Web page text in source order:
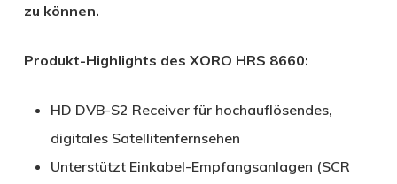
zu können.
Produkt-Highlights des XORO HRS 8660:
HD DVB-S2 Receiver für hochauflösendes,
digitales Satellitenfernsehen
Unterstützt Einkabel-Empfangsanlagen (SCR